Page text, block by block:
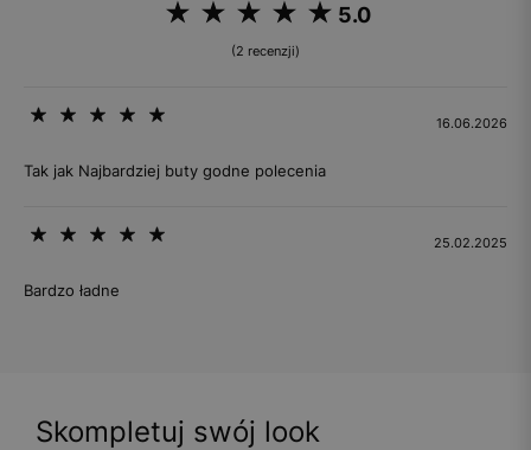
5.0
(2 recenzji)
16.06.2026
Tak jak Najbardziej buty godne polecenia
25.02.2025
Bardzo ładne
Skompletuj swój look